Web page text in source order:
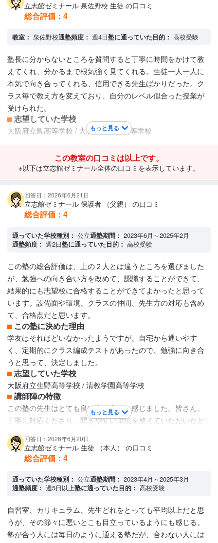
丁寧に指導してくれたので、快適に授業を受ける事が出来た
と思います。困った事、分からない事などはすぐに対応して
くれました。優しそうな方もいましたし、厳しそうな方、寡
カリキュラムについて
詳しいカリキュラムは覚えていませんが、学校の授業にそっ
た内容をより詳しく、また深い授業をしてくれました。た
だ、難しい授業もあったので、その点は大変でした。その場
合はただ分からないまま終わるのではなく、しっかり分かる
まで教えて頂けました。
保護者への連絡手段
アクセス・周りの環境
駅に近いので賑やかな場所にあります。
立志館ゼミナール 泉佐野校 生徒 の口コミ
総合評価： 4
教室： 泉佐野校通塾頻度： 週4日塾に通っていた目的： 高校受験
塾長に分からないところを質問すると丁寧に時間をかけて教
えてくれ、分かるまで根気強く見てくれる。生徒一人一人に
本気で向き合ってくれる、信用できる先生ばかりだった。ク
ラス毎で教え方を変えており、自分のレベル似合った授業が
受けられた。
志望していた学校
大阪府立鳳高等学校 / 大阪府立和泉高等学校
もっと見る
この教室の口コミは以上です。
※以下は立志館ゼミナール全体の口コミを表示しています。
回答日：2026年6月21日
立志館ゼミナール 保護者 （父親） の口コミ
総合評価： 4
通っていた学校種別： 公立通塾期間： 2023年6月～2025年2月
通塾頻度： 週2日塾に通っていた目的： 高校受験
この塾の総合評価は、上の２人とは違うところを選びました
が、勉強への向き合い方を改めて、認識することができて、
結果的にも志望校に合格することができてよかったと思って
います。設備面や環境、クラスの仲間、先生方の対応も含め
て、合格点だと思います。
この塾に決めた理由
学友はそれほどいなかったようですが、自宅から通いやす
く、定期的にクラス編成テストがあったので、勉強に向き合
うと思って、決定しました。
志望していた学校
大阪府立生野高等学校 / 清教学園高等学校
講師陣の特徴
この塾の先生はとても良い方が多いと感じました。皆さん、
丁寧に対応くださり、聞きやすい環境を整えていただいたと
さり、データの活用から志望校に対する考え方も含めて、納
得感がありました。
カリキュラムについては、あまりよくわかりませんが、クラ
スのレベルが同じ生徒なので、早く進めることもなく、生徒
無理な感じもなく、楽しく通っていましたので、子供には、
あっていたと思います。
保護者への連絡手段
もっと見る
回答日：2026年6月20日
立志館ゼミナール 生徒 （本人） の口コミ
総合評価： 4
通っていた学校種別： 公立通塾期間： 2023年4月～2025年3月
通塾頻度： 週5日以上塾に通っていた目的： 高校受験
自習室、カリキュラム、先生どれをとっても平均以上だと思
うが、その節々に悪いとこも目立っているようにも感じる。
塾が合う人には毎日のように通える塾だが、合わない人には